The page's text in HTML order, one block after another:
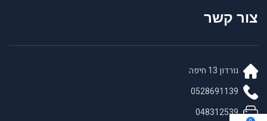
צור קשר
גורדון 13 חיפה
0528691139
048312539